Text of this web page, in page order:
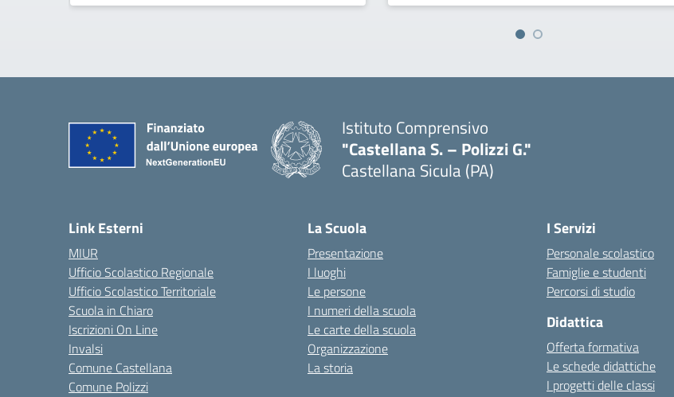
Istituto Comprensivo
"Castellana S. – Polizzi G."
Castellana Sicula (PA)
Link Esterni
MIUR
Ufficio Scolastico Regionale
Ufficio Scolastico Territoriale
Scuola in Chiaro
Iscrizioni On Line
Invalsi
Comune Castellana
Comune Polizzi
La Scuola
Presentazione
I luoghi
Le persone
I numeri della scuola
Le carte della scuola
Organizzazione
La storia
I Servizi
Personale scolastico
Famiglie e studenti
Percorsi di studio
Didattica
Offerta formativa
Le schede didattiche
I progetti delle classi